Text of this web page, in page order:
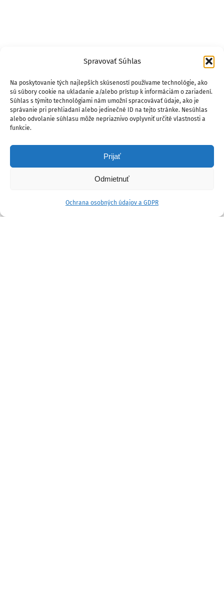
Spravovať Súhlas
Na poskytovanie tých najlepších skúseností používame technológie, ako
sú súbory cookie na ukladanie a/alebo prístup k informáciám o zariadení.
Súhlas s týmito technológiami nám umožní spracovávať údaje, ako je
správanie pri prehliadaní alebo jedinečné ID na tejto stránke. Nesúhlas
alebo odvolanie súhlasu môže nepriaznivo ovplyvniť určité vlastnosti a
funkcie.
Prijať
Odmietnuť
Ochrana osobných údajov a GDPR